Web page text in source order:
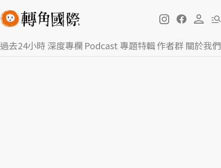
過去24小時深度專欄 Podcast 專題特輯作者群關於我們